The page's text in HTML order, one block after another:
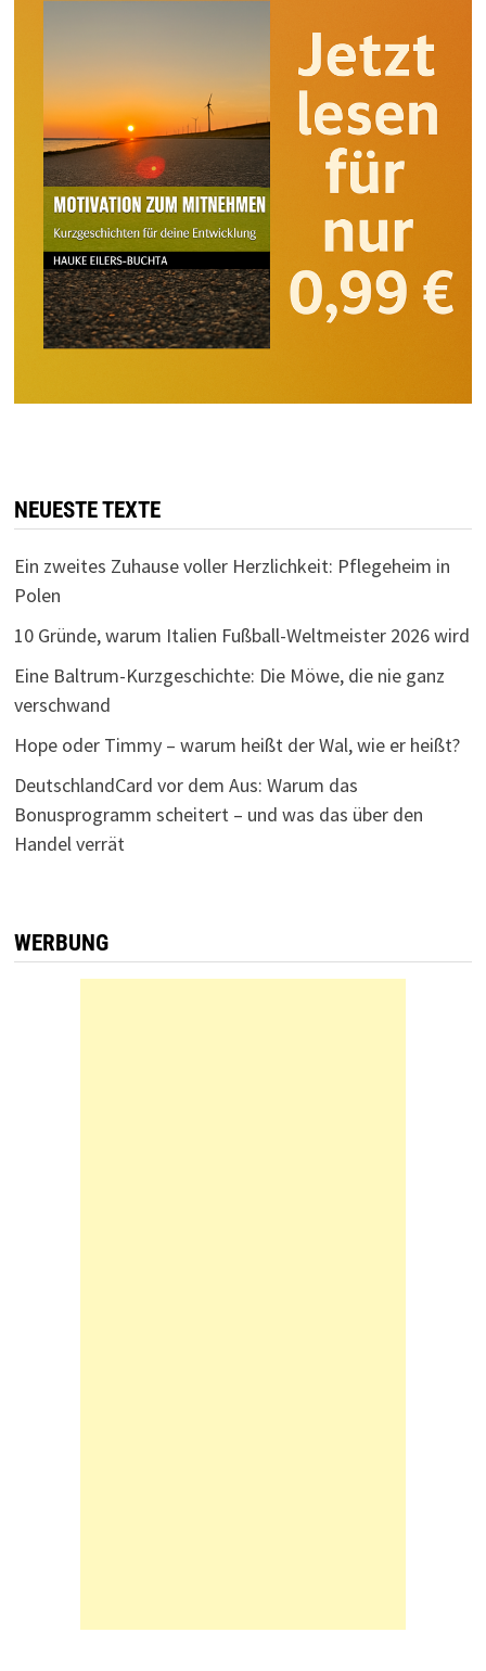
NEUESTE TEXTE
Ein zweites Zuhause voller Herzlichkeit: Pflegeheim in
Polen
10 Gründe, warum Italien Fußball-Weltmeister 2026 wird
Eine Baltrum-Kurzgeschichte: Die Möwe, die nie ganz
verschwand
Hope oder Timmy – warum heißt der Wal, wie er heißt?
DeutschlandCard vor dem Aus: Warum das
Bonusprogramm scheitert – und was das über den
Handel verrät
WERBUNG